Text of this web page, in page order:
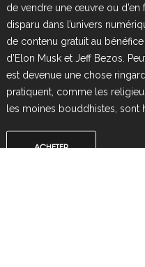
de vendre une œuvre ou d’en
disparu dans l’univers
de contenu gratuit au
d’Elon Musk et Jeff Bezos.
est devenue une chose
pratiquent, comme les
les moines bouddhistes, sont
ACHETER